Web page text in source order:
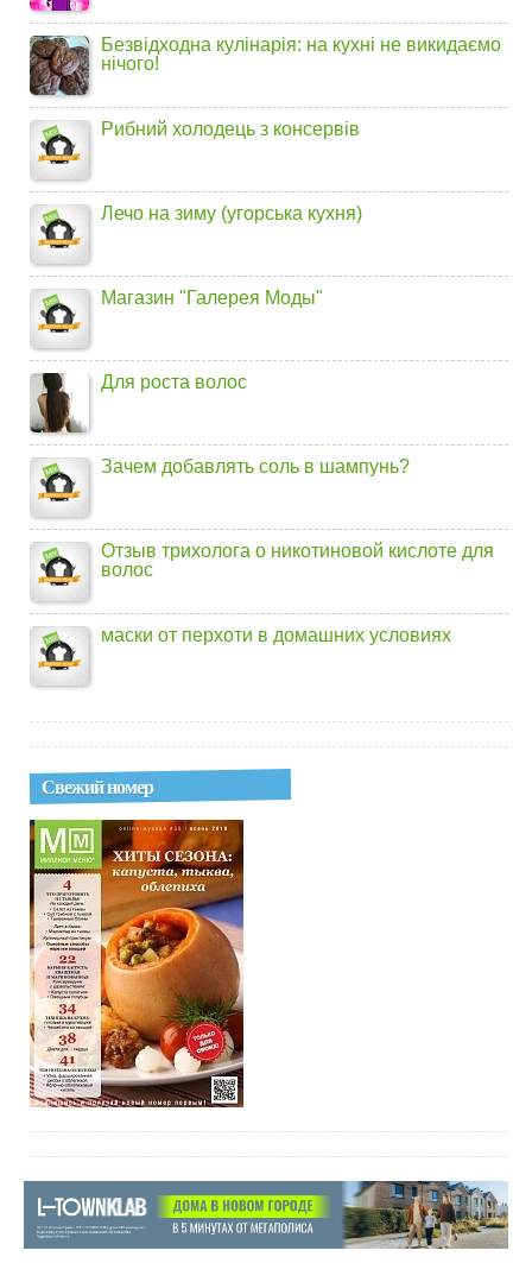
Безвідходна кулінарія: на кухні не викидаємо
нічого!
Рибний холодець з консервів
Лечо на зиму (угорська кухня)
Магазин "Галерея Моды"
Для роста волос
Зачем добавлять соль в шампунь?
Отзыв трихолога о никотиновой кислоте для
волос
маски от перхоти в домашних условиях
Свежий номер